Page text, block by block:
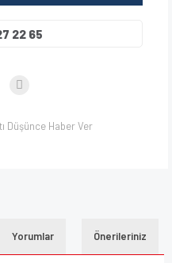
22 65
Düşünce Haber Ver
Yorumlar Önerileriniz